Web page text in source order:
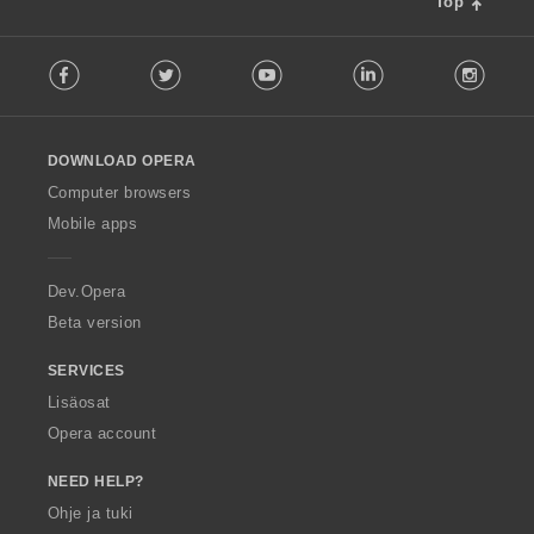
o
w
O
p
a
Facebook Twitter Youtube LinkedIn
DOWNLOAD OPERA
Computer browsers
Mobile apps
Dev.Opera
Beta version
SERVICES
Lisäosat
Opera account
NEED HELP?
Ohje ja tuki